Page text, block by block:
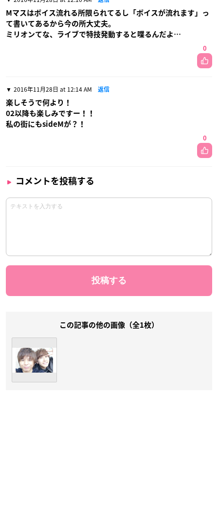
Mマスはボイス流れる所限られてるし「ボイスが流れます」っ
て書いてあるから今の所大丈夫。
ミリオンてな、ライブで特技発動すると喋るんだよ…
0
2016年11月28日 at 12:14 AM 返信
楽しそうで何より！
02以降も楽しみですー！！
私の街にもsideMが？！
0
コメントを投稿する
この記事の他の画像（全1枚）